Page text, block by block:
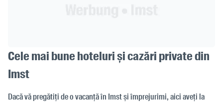
Cele mai bune hoteluri și cazări private din
Imst
Dacă vă pregătiți de o vacanță în Imst și împrejurimi, aici aveți la